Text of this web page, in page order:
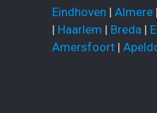
Eindhoven | Almere|
| Haarlem | Breda|
Amersfoort|